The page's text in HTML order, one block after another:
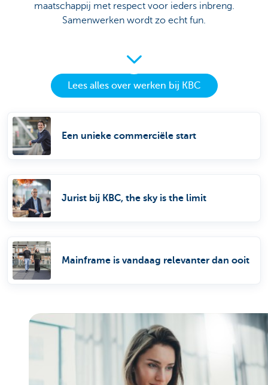
maatschappij met respect voor ieders inbreng.
Samenwerken wordt zo echt fun.
Lees alles over werken bij KBC
Een unieke commerciële start
Jurist bij KBC, the sky is the limit
Mainframe is vandaag relevanter dan ooit